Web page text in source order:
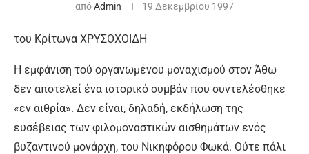
απόAdmin 19 Δεκεμβρίου 1997
του Κρίτωνα ΧΡΥΣΟΧΟΙΔΗ
Η εμφάνιση τού οργανωμένου μοναχισμού στον Άθω
δεν αποτελεί ένα ιστορικό συμβάν που συντελέσθηκε
«εν αιθρία». Δεν είναι, δηλαδή, εκδήλωση της
ευσέβειας των φιλομοναστικών αισθημάτων ενός
βυζαντινού μονάρχη, του Νικηφόρου Φωκά. Ούτε πάλι